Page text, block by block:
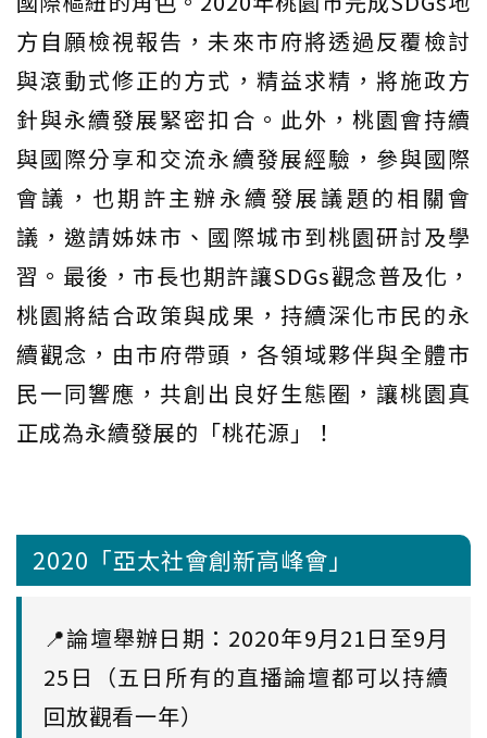
方自願檢視報告，未來市府將透過反覆檢討
與滾動式修正的方式，精益求精，將施政方
針與永續發展緊密扣合。此外，桃園會持續
與國際分享和交流永續發展經驗，參與國際
會議，也期許主辦永續發展議題的相關會
議，邀請姊妹市、國際城市到桃園研討及學
習。最後，市長也期許讓SDGs觀念普及化，
桃園將結合政策與成果，持續深化市民的永
續觀念，由市府帶頭，各領域夥伴與全體市
民一同響應，共創出良好生態圈，讓桃園真
正成為永續發展的「桃花源」！
2020「亞太社會創新高峰會」
📍論壇舉辦日期：2020年9月21日至9月
25日（五日所有的直播論壇都可以持續
回放觀看一年）